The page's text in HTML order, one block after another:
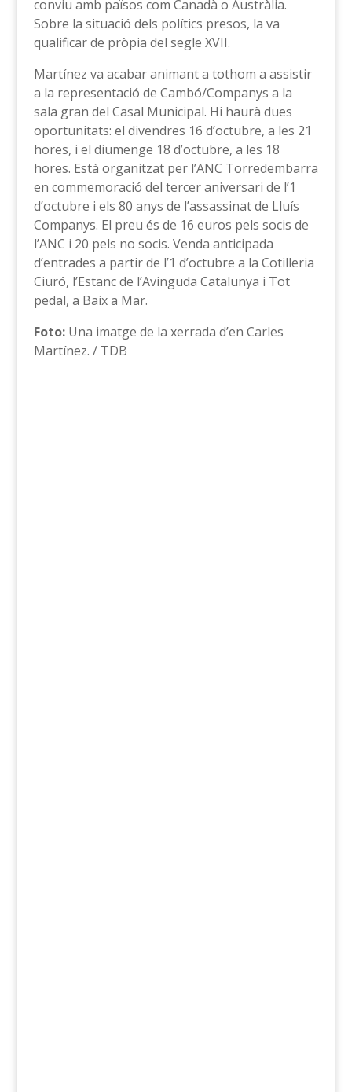
conviu amb països com Canadà o Austràlia.
Sobre la situació dels polítics presos, la va
qualificar de pròpia del segle XVII.
Martínez va acabar animant a tothom a assistir
a la representació de Cambó/Companys a la
sala gran del Casal Municipal. Hi haurà dues
oportunitats: el divendres 16 d’octubre, a les 21
hores, i el diumenge 18 d’octubre, a les 18
hores. Està organitzat per l’ANC Torredembarra
en commemoració del tercer aniversari de l’1
d’octubre i els 80 anys de l’assassinat de Lluís
Companys. El preu és de 16 euros pels socis de
l’ANC i 20 pels no socis. Venda anticipada
d’entrades a partir de l’1 d’octubre a la Cotilleria
Ciuró, l’Estanc de l’Avinguda Catalunya i Tot
pedal, a Baix a Mar.
Foto:Una imatge de la xerrada d’en Carles
Martínez. / TDB